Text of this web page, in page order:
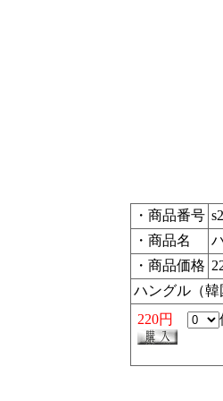
・商品番号
・商品名
・商品価格
ハングル（
220円